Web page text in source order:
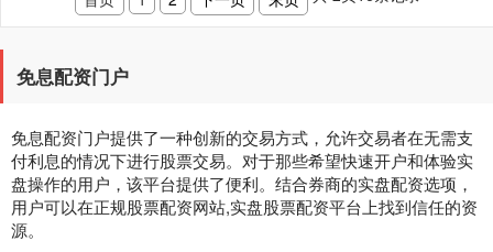
免息配资门户
免息配资门户提供了一种创新的交易方式，允许交易者在无需支
付利息的情况下进行股票交易。对于那些希望快速开户和体验实
盘操作的用户，该平台提供了便利。结合券商的实盘配资选项，
用户可以在正规股票配资网站,实盘股票配资平台上找到信任的资
源。